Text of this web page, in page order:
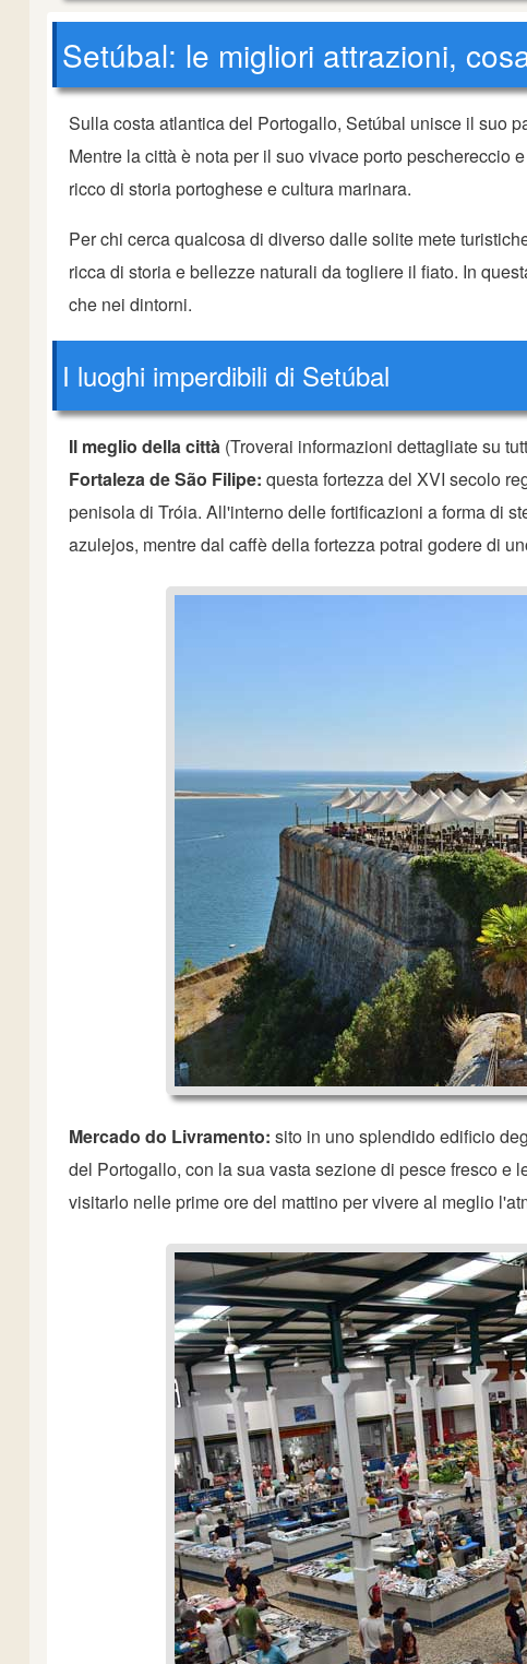
Setúbal: le migliori attrazioni,
Sulla costa atlantica del Portogallo, Setúbal unisce il suo
Mentre la città è nota per il suo vivace porto peschereccio
ricco di storia portoghese e cultura marinara.
Per chi cerca qualcosa di diverso dalle solite mete
ricca di storia e bellezze naturali da togliere il fiato. In
che nei dintorni.
I luoghi imperdibili di Setúbal
Il meglio della città (Troverai informazioni dettagliate su
Fortaleza de São Filipe: questa fortezza del XVI secolo
penisola di Tróia. All'interno delle fortificazioni a forma di
azulejos, mentre dal caffè della fortezza potrai godere di
Mercado do Livramento: sito in uno splendido edificio
del Portogallo, con la sua vasta sezione di pesce fresco
visitarlo nelle prime ore del mattino per vivere al meglio